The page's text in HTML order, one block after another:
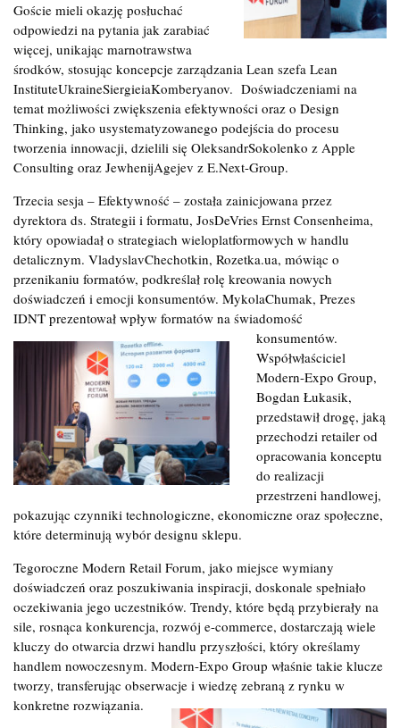
Goście mieli okazję posłuchać
odpowiedzi na pytania jak zarabiać
więcej, unikając marnotrawstwa
środków, stosując koncepcje zarządzania Lean szefa Lean
InstituteUkraineSiergieiaKomberyanov. Doświadczeniami na
temat możliwości zwiększenia efektywności oraz o Design
Thinking, jako usystematyzowanego podejścia do procesu
tworzenia innowacji, dzielili się OleksandrSokolenko z Apple
Consulting oraz JewhenijAgejev z E.Next-Group.
Trzecia sesja – Efektywność – została zainicjowana przez
dyrektora ds. Strategii i formatu, JosDeVries Ernst Consenheima,
który opowiadał o strategiach wieloplatformowych w handlu
detalicznym. VladyslavChechotkin, Rozetka.ua, mówiąc o
przenikaniu formatów, podkreślał rolę kreowania nowych
doświadczeń i emocji konsumentów. MykolaChumak, Prezes
IDNT prezentował wpływ formatów na świadomość
konsumentów.
Współwłaściciel
Modern-Expo Group,
Bogdan Łukasik,
przedstawił drogę, jaką
przechodzi retailer od
opracowania konceptu
do realizacji
przestrzeni handlowej,
pokazując czynniki technologiczne, ekonomiczne oraz społeczne,
które determinują wybór designu sklepu.
Tegoroczne Modern Retail Forum, jako miejsce wymiany
doświadczeń oraz poszukiwania inspiracji, doskonale spełniało
oczekiwania jego uczestników. Trendy, które będą przybierały na
sile, rosnąca konkurencja, rozwój e-commerce, dostarczają wiele
kluczy do otwarcia drzwi handlu przyszłości, który określamy
handlem nowoczesnym. Modern-Expo Group właśnie takie klucze
tworzy, transferując obserwacje i wiedzę zebraną z rynku w
konkretne rozwiązania.